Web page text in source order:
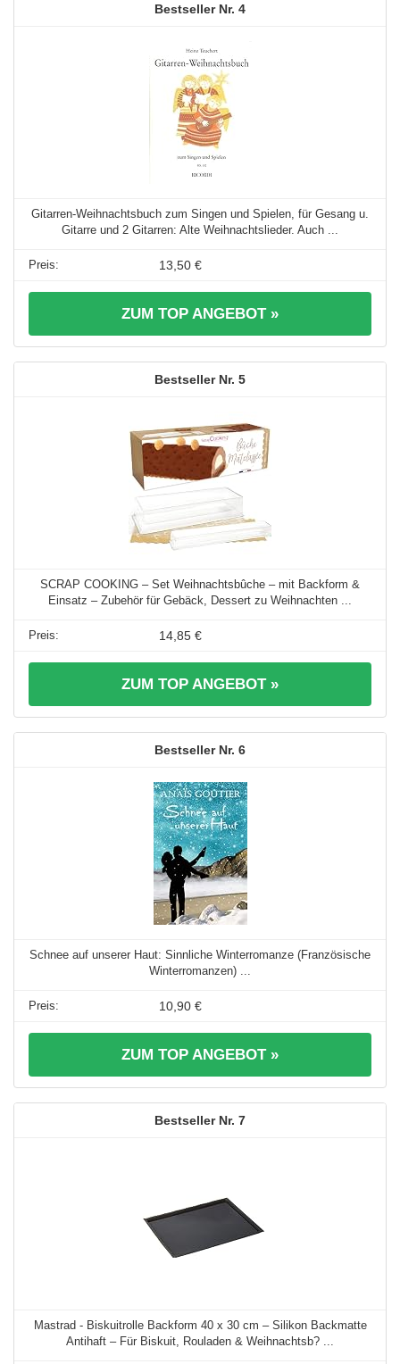
4
Gitarren-Weihnachtsbuch zum Singen und Spielen, für Gesang u.
Gitarre und 2 Gitarren: Alte Weihnachtslieder. Auch ...
13,50 €
ZUM TOP ANGEBOT »
5
SCRAP COOKING – Set Weihnachtsbûche – mit Backform &
Einsatz – Zubehör für Gebäck, Dessert zu Weihnachten ...
14,85 €
ZUM TOP ANGEBOT »
6
Schnee auf unserer Haut: Sinnliche Winterromanze (Französische
Winterromanzen) ...
10,90 €
ZUM TOP ANGEBOT »
7
Mastrad - Biskuitrolle Backform 40 x 30 cm – Silikon Backmatte
Antihaft – Für Biskuit, Rouladen & Weihnachtsb? ...